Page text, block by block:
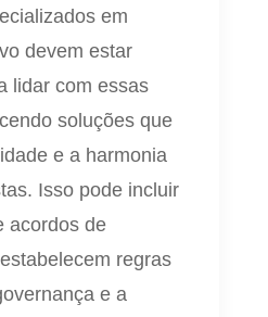
em
devem estar
lidar com essas
soluções que
e a harmonia
Isso pode incluir
acordos de
regras
e a